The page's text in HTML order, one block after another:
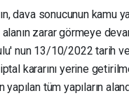
dava sonucunun kamu
zarar görmeye
nun 13/10/2022 tarih
kararını yerine
tüm yapıların